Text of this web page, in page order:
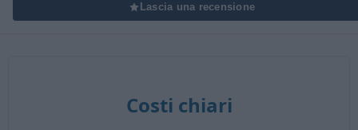
Lascia una recensione
Costi chiari